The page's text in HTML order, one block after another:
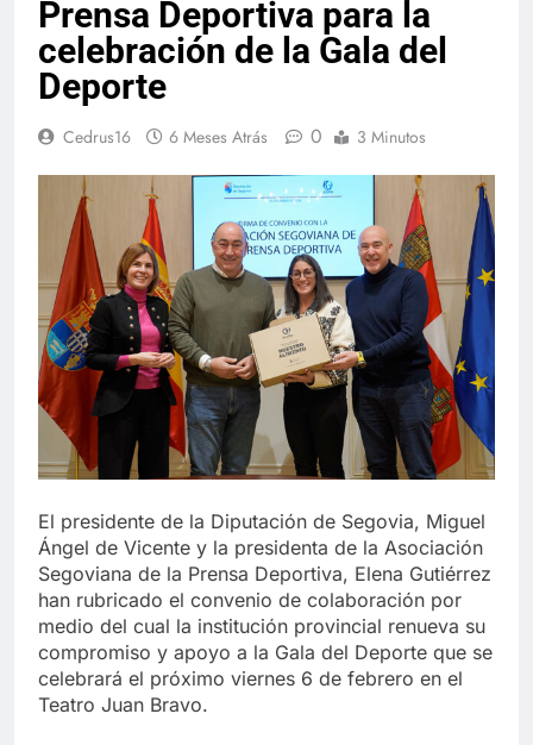
Prensa Deportiva para la
celebración de la Gala del
Deporte
Cedrus16 6 Meses Atrás 0 3 Minutos
El presidente de la Diputación de Segovia, Miguel
Ángel de Vicente y la presidenta de la Asociación
Segoviana de la Prensa Deportiva, Elena Gutiérrez
han rubricado el convenio de colaboración por
medio del cual la institución provincial renueva su
compromiso y apoyo a la Gala del Deporte que se
celebrará el próximo viernes 6 de febrero en el
Teatro Juan Bravo.